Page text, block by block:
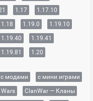
1.17
1.17.10
1.18 1.19.0
1.19.10
1.19.40
1.19.41
1.19.81 1.20
с модами
с мини играми
Wars
ClanWar — Кланы